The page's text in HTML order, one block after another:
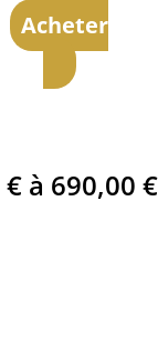
Acheter
€à 690,00 €